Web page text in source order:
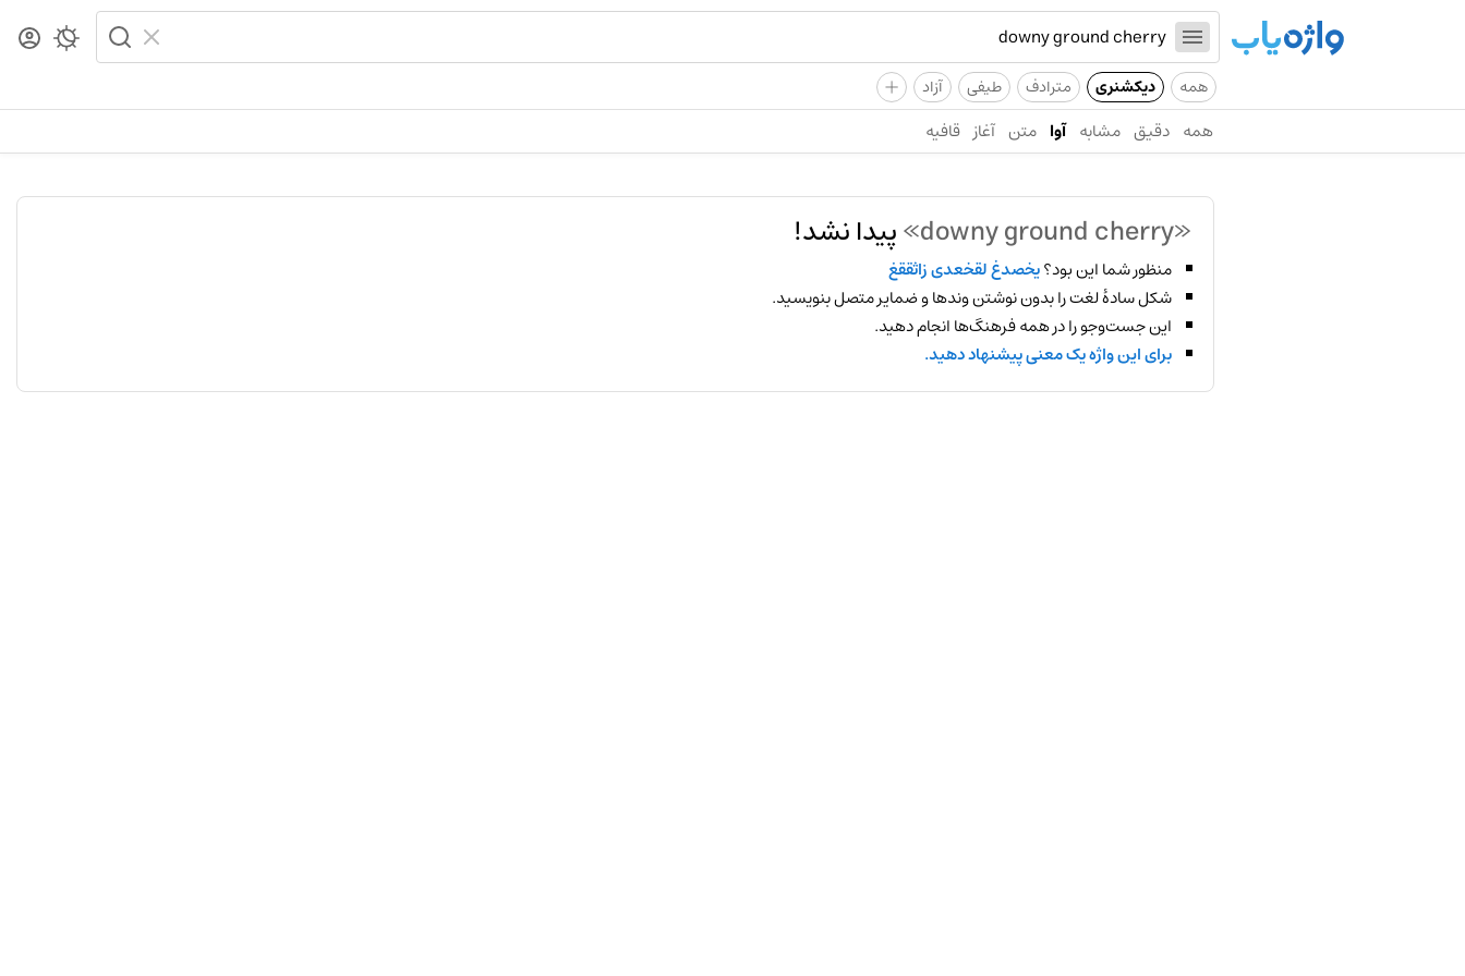
همه دیکشنری مترادف طیفی آزاد +
همه دقیق مشابه آوا متن آغاز قافیه
«downy ground cherry» پیدا نشد!
منظور شما این بود؟یخصدغ لقخعدی زاثققغ
شکل سادهٔ لغت را بدون نوشتن وندها و ضمایر متصل بنویسید.
این جست‌وجو را در همه فرهنگ‌ها انجام دهید.
برای این واژه یک معنی پیشنهاد دهید.